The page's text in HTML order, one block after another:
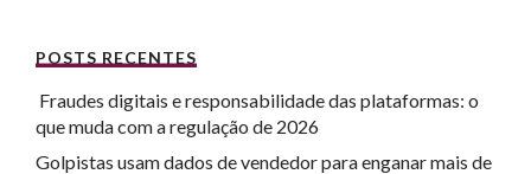
POSTS RECENTES
Fraudes digitais e responsabilidade das plataformas: o
que muda com a regulação de 2026
Golpistas usam dados de vendedor para enganar mais de